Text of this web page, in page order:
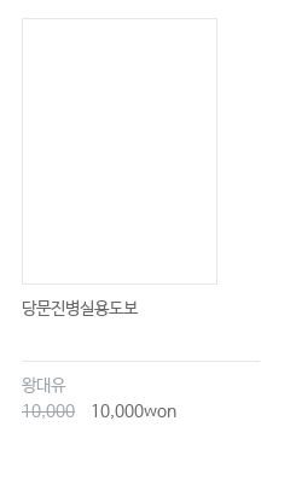
당문진병실용도보
왕대유
10,000
10,000won